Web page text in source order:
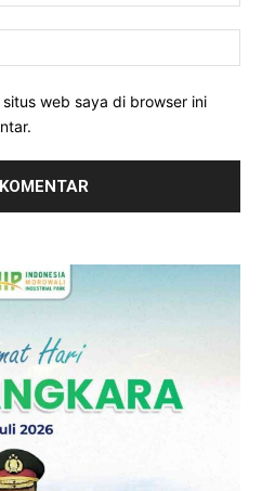
web saya di browser ini